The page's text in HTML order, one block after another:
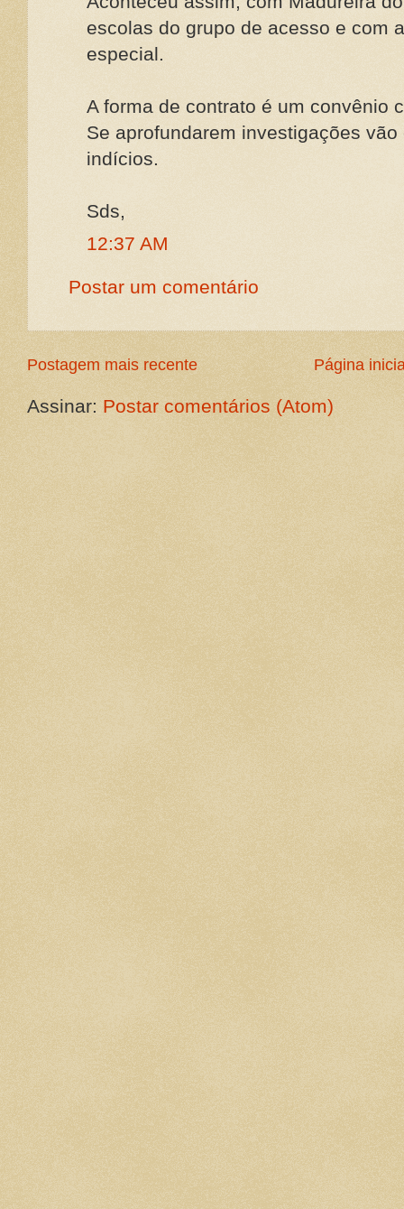
escolas do grupo de acesso e com
especial.
A forma de contrato é um convênio
Se aprofundarem investigações
indícios.
Sds,
12:37 AM
Postar um comentário
Postagem mais recente Página
Assinar: Postar comentários (Atom)